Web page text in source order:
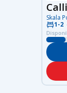
Skala
1-2